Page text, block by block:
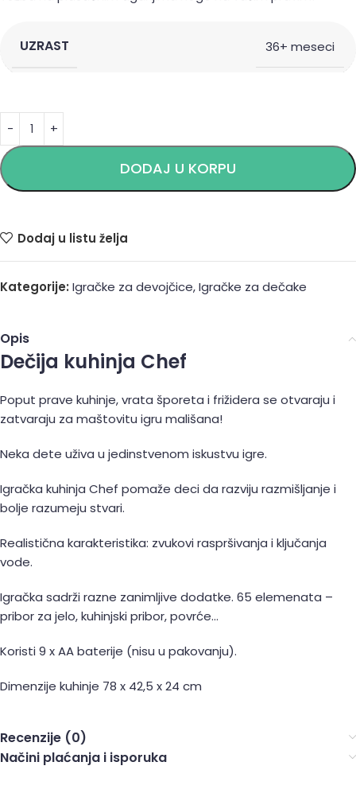
UZRAST 36+ meseci
DODAJ U KORPU
Alternative:
Dodaj u listu želja
Kategorije: Igračke za devojčice,Igračke za dečake
Opis
Dečija kuhinja Chef
Poput prave kuhinje, vrata šporeta i frižidera se otvaraju i
zatvaraju za maštovitu igru ​​mališana!
Neka dete uživa u jedinstvenom iskustvu igre.
Igračka kuhinja Chef pomaže deci da razviju razmišljanje i
bolje razumeju stvari.
Realistična karakteristika: zvukovi raspršivanja i ključanja
vode.
Igračka sadrži razne zanimljive dodatke. 65 elemenata –
pribor za jelo, kuhinjski pribor, povrće…
Koristi 9 x AA baterije (nisu u pakovanju).
Dimenzije kuhinje 78 x 42,5 x 24 cm
Recenzije (0)
Načini plaćanja i isporuka